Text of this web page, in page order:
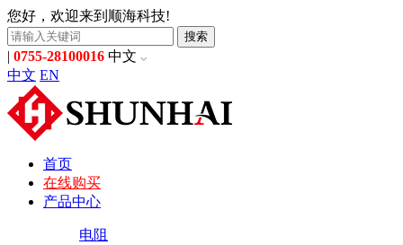
您好，欢迎来到顺海科技!
搜索
| 0755-28100016 中文
中文 EN
首页
在线购买
产品中心
电阻